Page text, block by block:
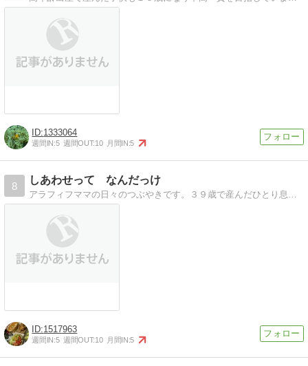
1333064
週間IN:5 週間OUT:10 月間IN:5
8
しあわせって なんだっけ
1517963
週間IN:5 週間OUT:10 月間IN:5